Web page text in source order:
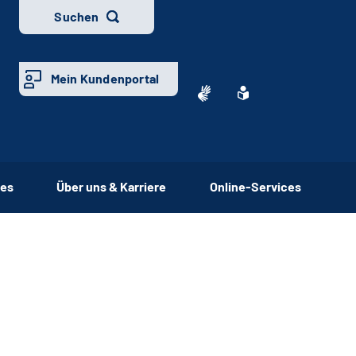
Suchen
Mein Kundenportal
Über uns & Karriere Online-Services